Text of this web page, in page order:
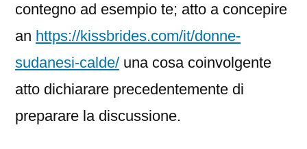
contegno ad esempio te; atto a concepire
an https://kissbrides.com/it/donne-
sudanesi-calde/ una cosa coinvolgente
atto dichiarare precedentemente di
preparare la discussione.